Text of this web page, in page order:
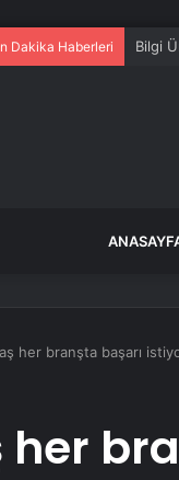
Dakika Haberleri Bilgi
her branşta başarı
her